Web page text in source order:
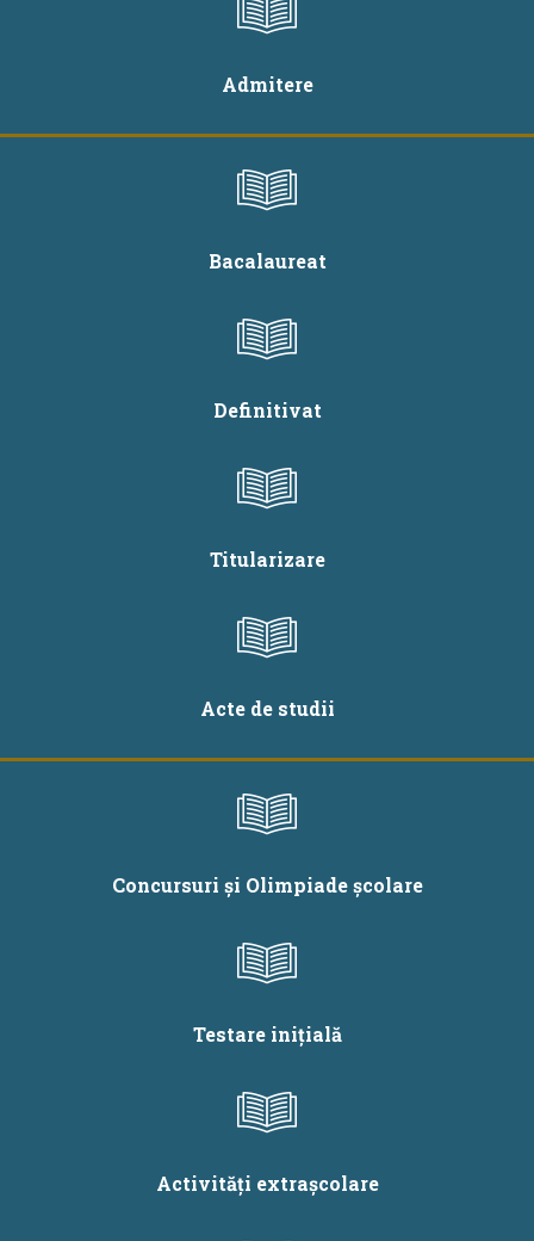
Admitere
Bacalaureat
Definitivat
Titularizare
Acte de studii
Concursuri și Olimpiade școlare
Testare inițială
Activități extrașcolare